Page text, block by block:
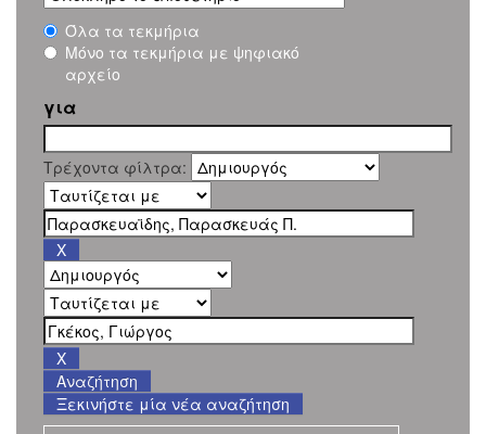
Όλα τα τεκμήρια
Μόνο τα τεκμήρια με ψηφιακό
αρχείο
για
Τρέχοντα φίλτρα:
Ξεκινήστε μία νέα αναζήτηση